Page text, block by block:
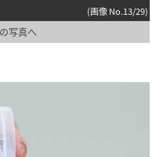
(画像 No.13/29)
写真へ